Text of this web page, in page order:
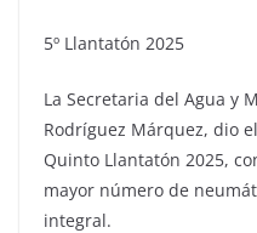
5º Llantatón 2025
La Secretaria del Agua y
Rodríguez Márquez, dio
Quinto Llantatón 2025,
mayor número de
integral.